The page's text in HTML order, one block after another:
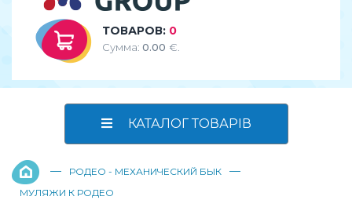
ТОВАРОВ: 0
Сумма: 0.00 €.
КАТАЛОГ ТОВАРІВ
— РОДЕО - МЕХАНИЧЕСКИЙ БЫК —
МУЛЯЖИ К РОДЕО